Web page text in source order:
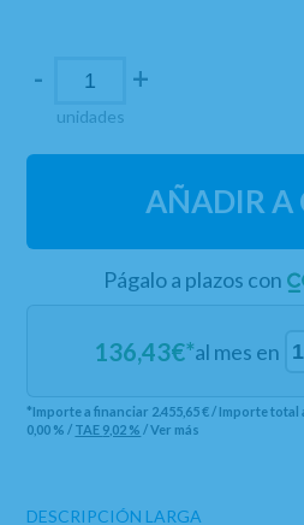
-
unidades
+
AÑADIR A
Págalo a plazos con
136,43€*al mes en
*Importe a financiar 2.455,65 €/ Importe total
0,00 % / TAE 9,02 % /Ver más
DESCRIPCIÓN LARGA